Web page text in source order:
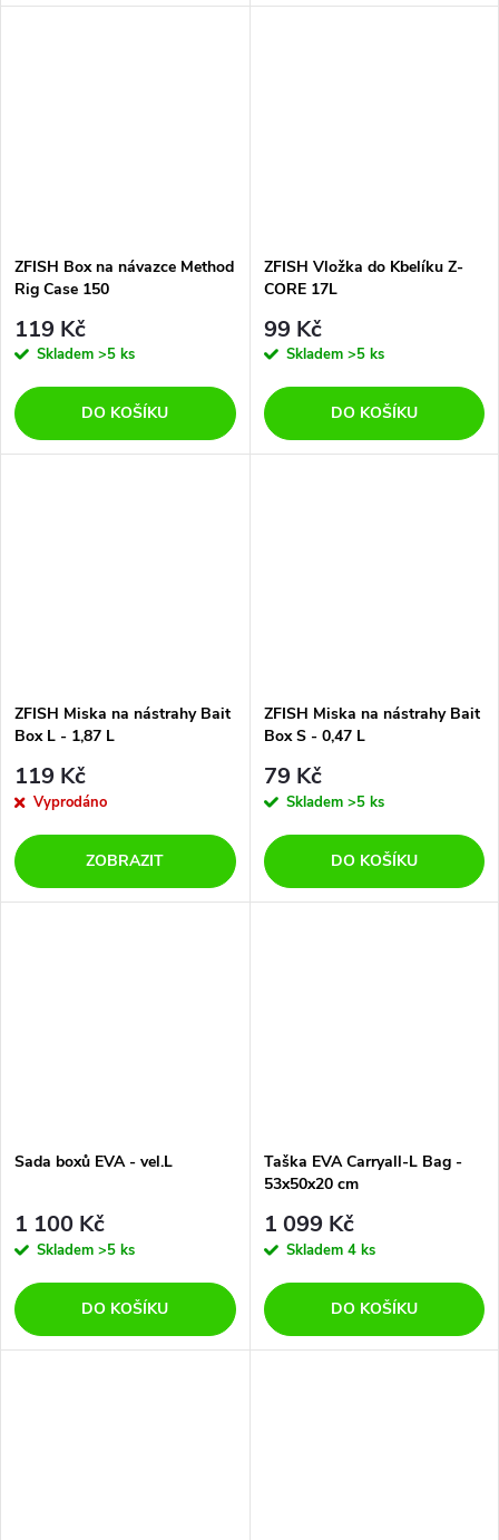
ZFISH Box na návazce Method
Rig Case 150
119 Kč
Skladem >5 ks
DO KOŠÍKU
ZFISH Vložka do Kbelíku Z-
CORE 17L
99 Kč
Skladem >5 ks
DO KOŠÍKU
ZFISH Miska na nástrahy Bait
Box L - 1,87 L
119 Kč
Vyprodáno
ZOBRAZIT
ZFISH Miska na nástrahy Bait
Box S - 0,47 L
79 Kč
Skladem >5 ks
DO KOŠÍKU
Sada boxů EVA - vel.L
1 100 Kč
Skladem >5 ks
DO KOŠÍKU
Taška EVA Carryall-L Bag -
53x50x20 cm
1 099 Kč
Skladem 4 ks
DO KOŠÍKU